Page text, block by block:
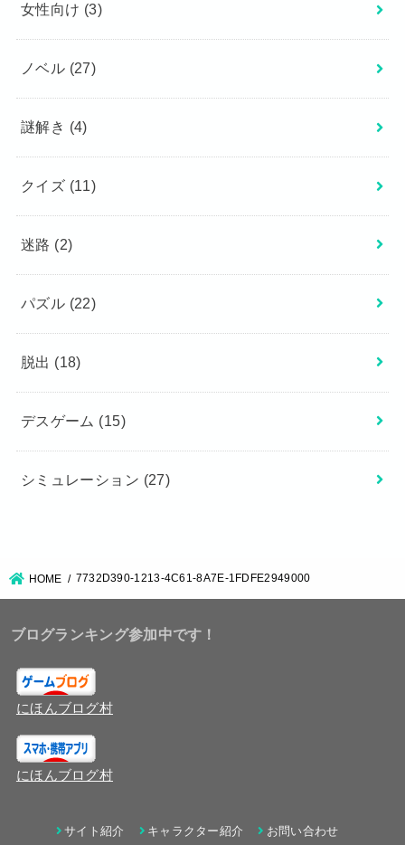
女性向け (3)
ノベル (27)
謎解き (4)
クイズ (11)
迷路 (2)
パズル (22)
脱出 (18)
デスゲーム (15)
シミュレーション (27)
HOME 7732D390-1213-4C61-8A7E-1FDFE2949000
ブログランキング参加中です！
にほんブログ村
にほんブログ村
サイト紹介 キャラクター紹介 お問い合わせ